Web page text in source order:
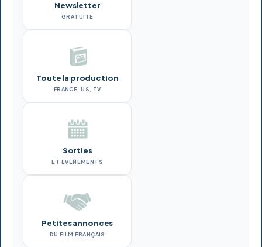
Newsletter
GRATUITE
Toute la production
FRANCE, US, TV
Sorties
ET ÉVÉNEMENTS
Petites annonces
DU FILM FRANÇAIS